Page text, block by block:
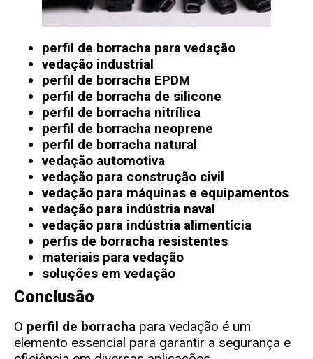
perfil de borracha para vedação
vedação industrial
perfil de borracha EPDM
perfil de borracha de silicone
perfil de borracha nitrílica
perfil de borracha neoprene
perfil de borracha natural
vedação automotiva
vedação para construção civil
vedação para máquinas e equipamentos
vedação para indústria naval
vedação para indústria alimentícia
perfis de borracha resistentes
materiais para vedação
soluções em vedação
Conclusão
O perfil de borracha para vedação é um
elemento essencial para garantir a segurança e